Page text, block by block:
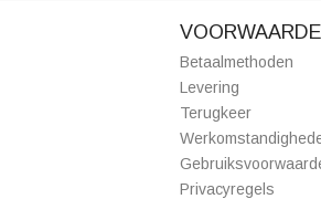
Betaalmethoden
Levering
Terugkeer
Privacyregels